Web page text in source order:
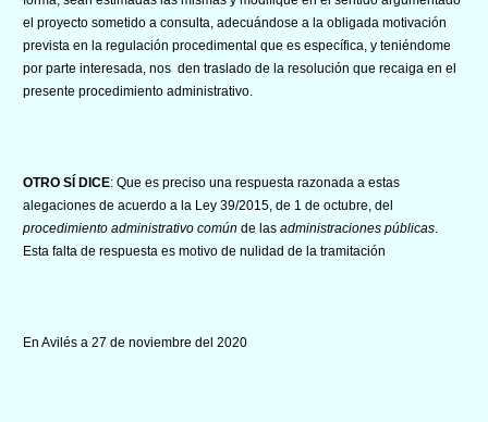
el proyecto sometido a consulta, adecuándose a la obligada motivación
prevista en la regulación procedimental que es específica, y teniéndome
por parte interesada, nos den traslado de la resolución que recaiga en el
presente procedimiento administrativo.
OTRO SÍ DICE: Que es preciso una respuesta razonada a estas
alegaciones de acuerdo a la Ley 39/2015, de 1 de octubre, del
procedimiento administrativo común de las administraciones públicas
Esta falta de respuesta es motivo de nulidad de la tramitación
En Avilés a 27 de noviembre del 2020